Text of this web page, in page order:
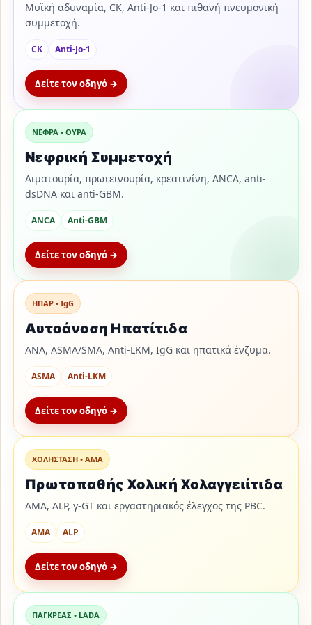
Μυϊκή αδυναμία, CK, Anti-Jo-1 και πιθανή πνευμονική
συμμετοχή.
CK Anti-Jo-1
Δείτε τον οδηγό →
ΝΕΦΡΑ • ΟΥΡΑ
Νεφρική Συμμετοχή
Αιματουρία, πρωτεϊνουρία, κρεατινίνη, ANCA, anti-
dsDNA και anti-GBM.
ANCA Anti-GBM
Δείτε τον οδηγό →
ΗΠΑΡ • IgG
Αυτοάνοση Ηπατίτιδα
ANA, ASMA/SMA, Anti-LKM, IgG και ηπατικά ένζυμα.
ASMA Anti-LKM
Δείτε τον οδηγό →
ΧΟΛΗΣΤΑΣΗ • AMA
Πρωτοπαθής Χολική Χολαγγειίτιδα
AMA, ALP, γ-GT και εργαστηριακός έλεγχος της PBC.
AMA ALP
Δείτε τον οδηγό →
ΠΑΓΚΡΕΑΣ • LADA